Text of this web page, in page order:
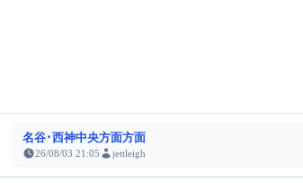
名谷･西神中央方面方面
26/08/03 21:05 jettleigh